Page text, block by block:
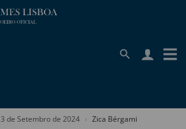
3 de Setembro de 2024 Zica Bérgami